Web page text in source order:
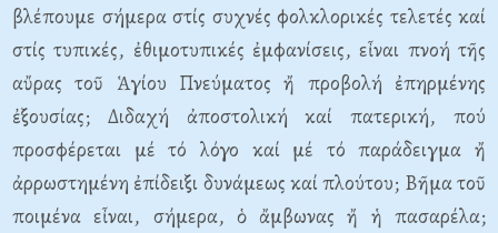
βλέπουμε σήμερα στίς συχνές φολκλορικές τελετές καί
στίς τυπικές, ἐθιμοτυπικές ἐμφανίσεις, εἶναι πνοή τῆς
αὔρας τοῦ Ἁγίου Πνεύματος ἤ προβολή ἐπηρμένης
ἐξουσίας; Διδαχή ἀποστολική καί πατερική, πού
προσφέρεται μέ τό λόγο καί μέ τό παράδειγμα ἤ
ἀρρωστημένη ἐπίδειξι δυνάμεως καί πλούτου; Bῆμα τοῦ
ποιμένα εἶναι, σήμερα, ὁ ἄμβωνας ἤ ἡ πασαρέλα;